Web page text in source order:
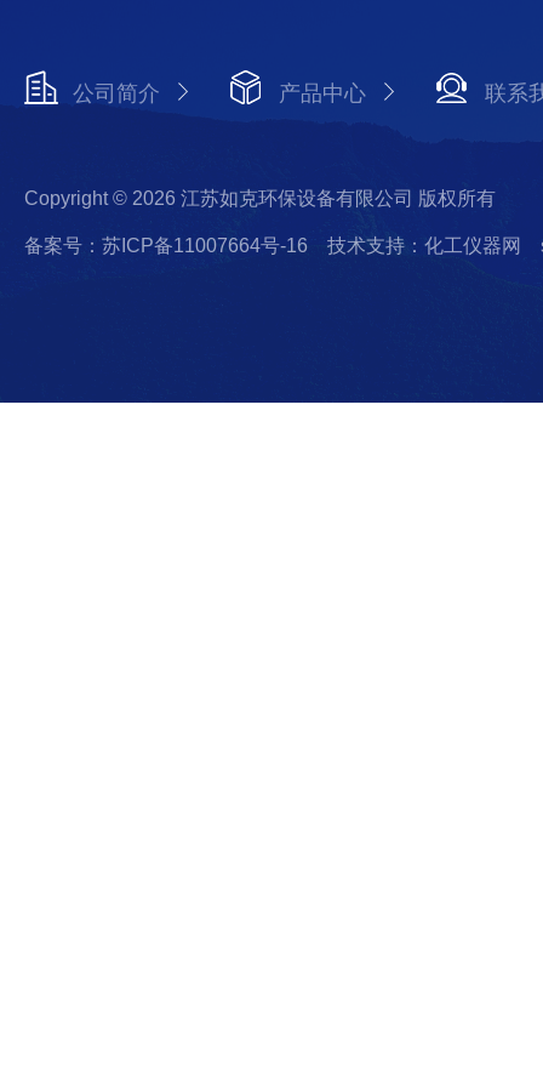
公司简介 产品中心 联系
Copyright © 2026 江苏如克环保设备有限公司 版权所有
备案号：苏ICP备11007664号-16 技术支持：化工仪器网